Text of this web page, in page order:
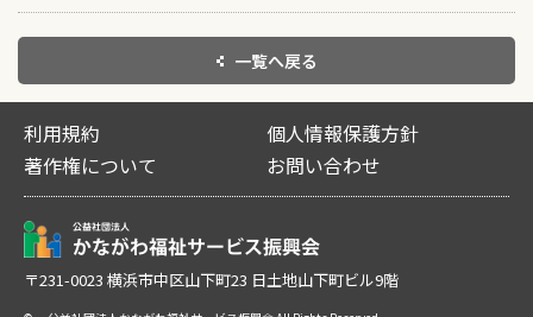
一覧へ戻る
利用規約
個人情報保護方針
著作権について
お問い合わせ
〒231-0023 横浜市中区山下町23 日土地山下町ビル9階